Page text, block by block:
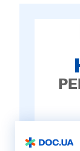
ДИТЯЧА
ЛІКУВАННЯ
ЕСТЕТИЧНА